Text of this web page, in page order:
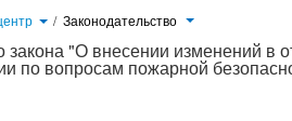
/ Законодательство
закона "О внесении изменений в
по вопросам пожарной